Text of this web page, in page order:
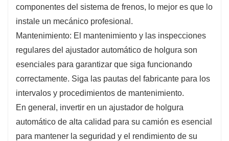
componentes del sistema de frenos, lo mejor es que lo
instale un mecánico profesional.
Mantenimiento: El mantenimiento y las inspecciones
regulares del ajustador automático de holgura son
esenciales para garantizar que siga funcionando
correctamente. Siga las pautas del fabricante para los
intervalos y procedimientos de mantenimiento.
En general, invertir en un ajustador de holgura
automático de alta calidad para su camión es esencial
para mantener la seguridad y el rendimiento de su